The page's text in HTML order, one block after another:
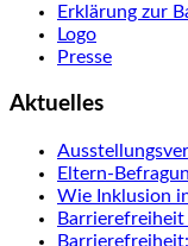
Erklärung zur
Logo
Presse
Aktuelles
Eltern-
Wie Inklusion